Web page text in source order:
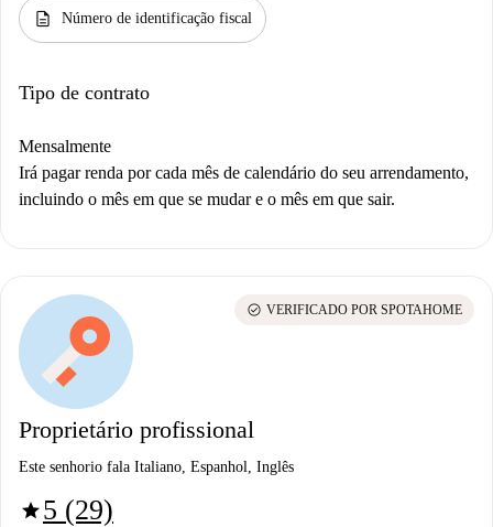
description Número de identificação fiscal
Tipo de contrato
Mensalmente
Irá pagar renda por cada mês de calendário do seu arrendamento,
incluindo o mês em que se mudar e o mês em que sair.
Proprietário profissional
Este senhorio fala Italiano, Espanhol, Inglês
star5 (29)
check_circle VERIFICADO POR SPOTAHOME